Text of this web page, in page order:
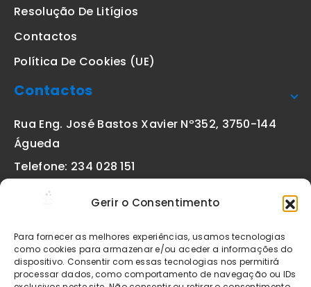
Gerir o Consentimento
Para fornecer as melhores experiências, usamos tecnologias
como cookies para armazenar e/ou aceder a informações do
dispositivo. Consentir com essas tecnologias nos permitirá
processar dados, como comportamento de navegação ou IDs
Resolução De Litígios
Contactos
Política De Cookies (UE)
Contactos
Rua Eng. José Bastos Xavier Nº352, 3750-144
Águeda
Telefone: 234 028 151
geral@etiquetas-online.pt
Os preços indicados incluem IVA à taxa legal em vigor. Todos